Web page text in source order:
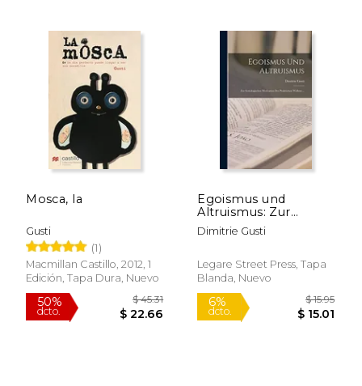
50%
dcto.
$ 44.97
$ 22.48
50%
dcto.
Mosca, la
Gusti
(1)
Macmillan Castillo, 2012, 1
Edición, Tapa Dura, Nuevo
Egoismus und
Altruismus: Zur
Soziologischen
Motivation des
(en Alemán)
Dimitrie Gusti
Legare Street Press, Tapa
Blanda, Nuevo